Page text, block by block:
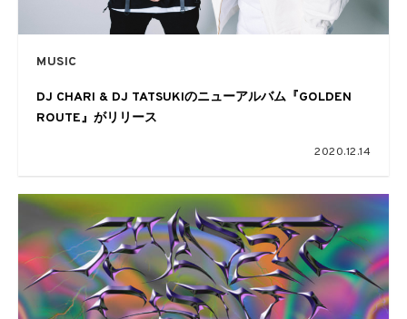
MUSIC
DJ CHARI & DJ TATSUKIのニューアルバム『GOLDEN
ROUTE』がリリース
2020.12.14